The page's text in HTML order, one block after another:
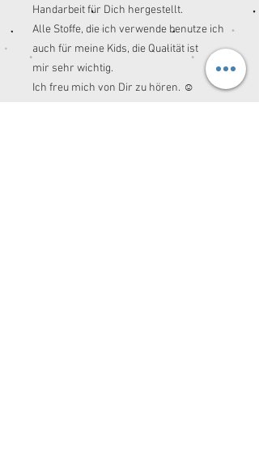
Handarbeit für Dich hergestellt.
Alle Stoffe, die ich verwende benutze ich
auch für meine Kids, die Qualität ist
mir sehr wichtig.
Ich freu mich von Dir zu hören. ☺️